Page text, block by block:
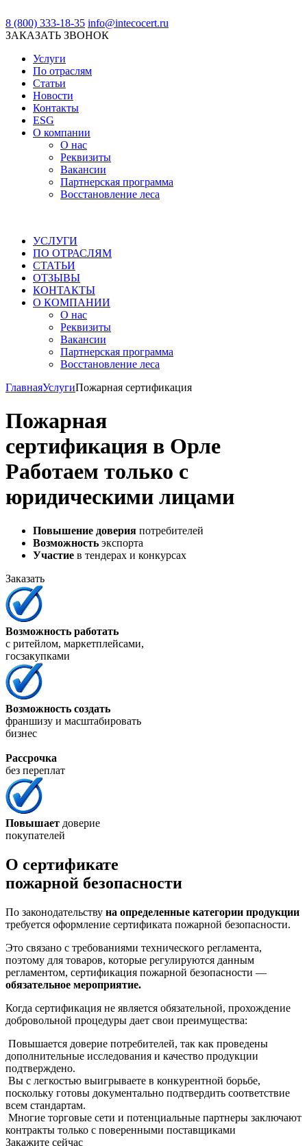
8 (800) 333-18-35 info@intecocert.ru
ЗАКАЗАТЬ ЗВОНОК
Услуги
По отраслям
Статьи
Новости
Контакты
ESG
О компании
О нас
Реквизиты
Вакансии
Партнерская программа
Восстановление леса
УСЛУГИ
ПО ОТРАСЛЯМ
СТАТЬИ
ОТЗЫВЫ
КОНТАКТЫ
О КОМПАНИИ
О нас
Реквизиты
Вакансии
Партнерская программа
Восстановление леса
ГлавнаяУслугиПожарная сертификация
Пожарная
сертификация в Орле
Работаем только с
юридическими лицами
Повышение доверия потребителей
Возможность экспорта
Участие в тендерах и конкурсах
Заказать
Возможность работать
с ритейлом, маркетплейсами,
госзакупками
Возможность создать
франшизу и масштабировать
бизнес
Рассрочка
без переплат
Повышает доверие
покупателей
О сертификате
пожарной безопасности
По законодательству на определенные категории продукции
требуется оформление сертификата пожарной безопасности.
Это связано с требованиями технического регламента,
поэтому для товаров, которые регулируются данным
регламентом, сертификация пожарной безопасности —
обязательное мероприятие.
Когда сертификация не является обязательной, прохождение
добровольной процедуры дает свои преимущества:
Повышается доверие потребителей, так как проведены
дополнительные исследования и качество продукции
подтверждено.
Вы с легкостью выигрываете в конкурентной борьбе,
поскольку готовы документально подтвердить соответствие
всем стандартам.
Многие торговые сети и потенциальные партнеры заключают
контракты только с поверенными поставщиками
Закажите сейчас